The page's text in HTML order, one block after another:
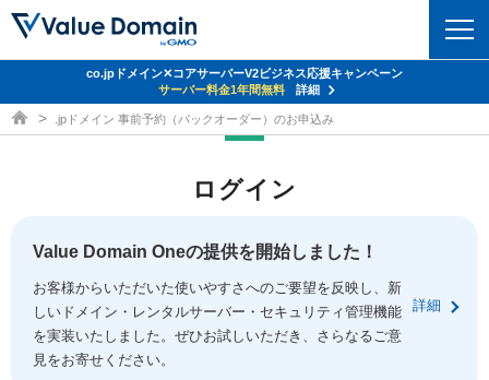
ドメイントップ
ドメイン移管
ドメイン価格一覧
ドメイン一括検索
コアサーバー
バリューサーバー
XREA
セキュリティトップ
Value Domain ネットde診断
SSL証明書
サービストップ
お得意様割引
facebook
co.jpドメイン✕コアサーバーV2ビジネス応援キャンペーン
サーバー料金1年間無料
詳細
ドメイン取得ならバリュードメイン
.jpドメイン 事前予約（バックオーダー）のお申込み
ログイン
Value Domain Oneの提供を開始しました！
お客様からいただいた使いやすさへのご要望を反映し、新
しいドメイン・レンタルサーバー・セキュリティ管理機能
を実装いたしました。ぜひお試しいただき、さらなるご意
見をお寄せください。
詳細